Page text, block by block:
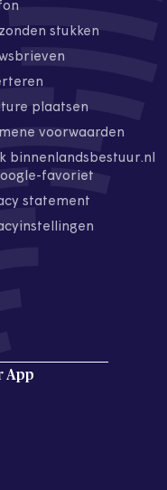
stukken
plaatsen
voorwaarden
binnenlandsbestuur.nl
favoriet
statement
App